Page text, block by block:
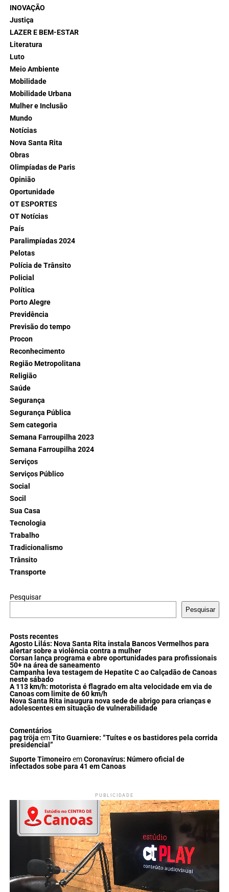
INOVAÇÃO
Justiça
LAZER E BEM-ESTAR
Literatura
Luto
Meio Ambiente
Mobilidade
Mobilidade Urbana
Mulher e Inclusão
Mundo
Notícias
Nova Santa Rita
Obras
Olimpíadas de Paris
Opinião
Oportunidade
OT ESPORTES
OT Notícias
País
Paralimpíadas 2024
Pelotas
Polícia de Trânsito
Policial
Política
Porto Alegre
Previdência
Previsão do tempo
Procon
Reconhecimento
Região Metropolitana
Religião
Saúde
Segurança
Segurança Pública
Sem categoria
Semana Farroupilha 2023
Semana Farroupilha 2024
Serviços
Serviços Público
Social
Socil
Sua Casa
Tecnologia
Trabalho
Tradicionalismo
Trânsito
Transporte
Pesquisar
Pesquisar
Posts recentes
Agosto Lilás: Nova Santa Rita instala Bancos Vermelhos para
alertar sobre a violência contra a mulher
Corsan lança programa e abre oportunidades para profissionais
50+ na área de saneamento
Campanha leva testagem de Hepatite C ao Calçadão de Canoas
neste sábado
A 113 km/h: motorista é flagrado em alta velocidade em via de
Canoas com limite de 60 km/h
Nova Santa Rita inaugura nova sede de abrigo para crianças e
adolescentes em situação de vulnerabilidade
Comentários
pag tröja emTito Guarniere: “Tuítes e os bastidores pela corrida
presidencial”
Suporte TimoneiroemCoronavírus: Número oficial de
infectados sobe para 41 em Canoas
PUBLICIDADE